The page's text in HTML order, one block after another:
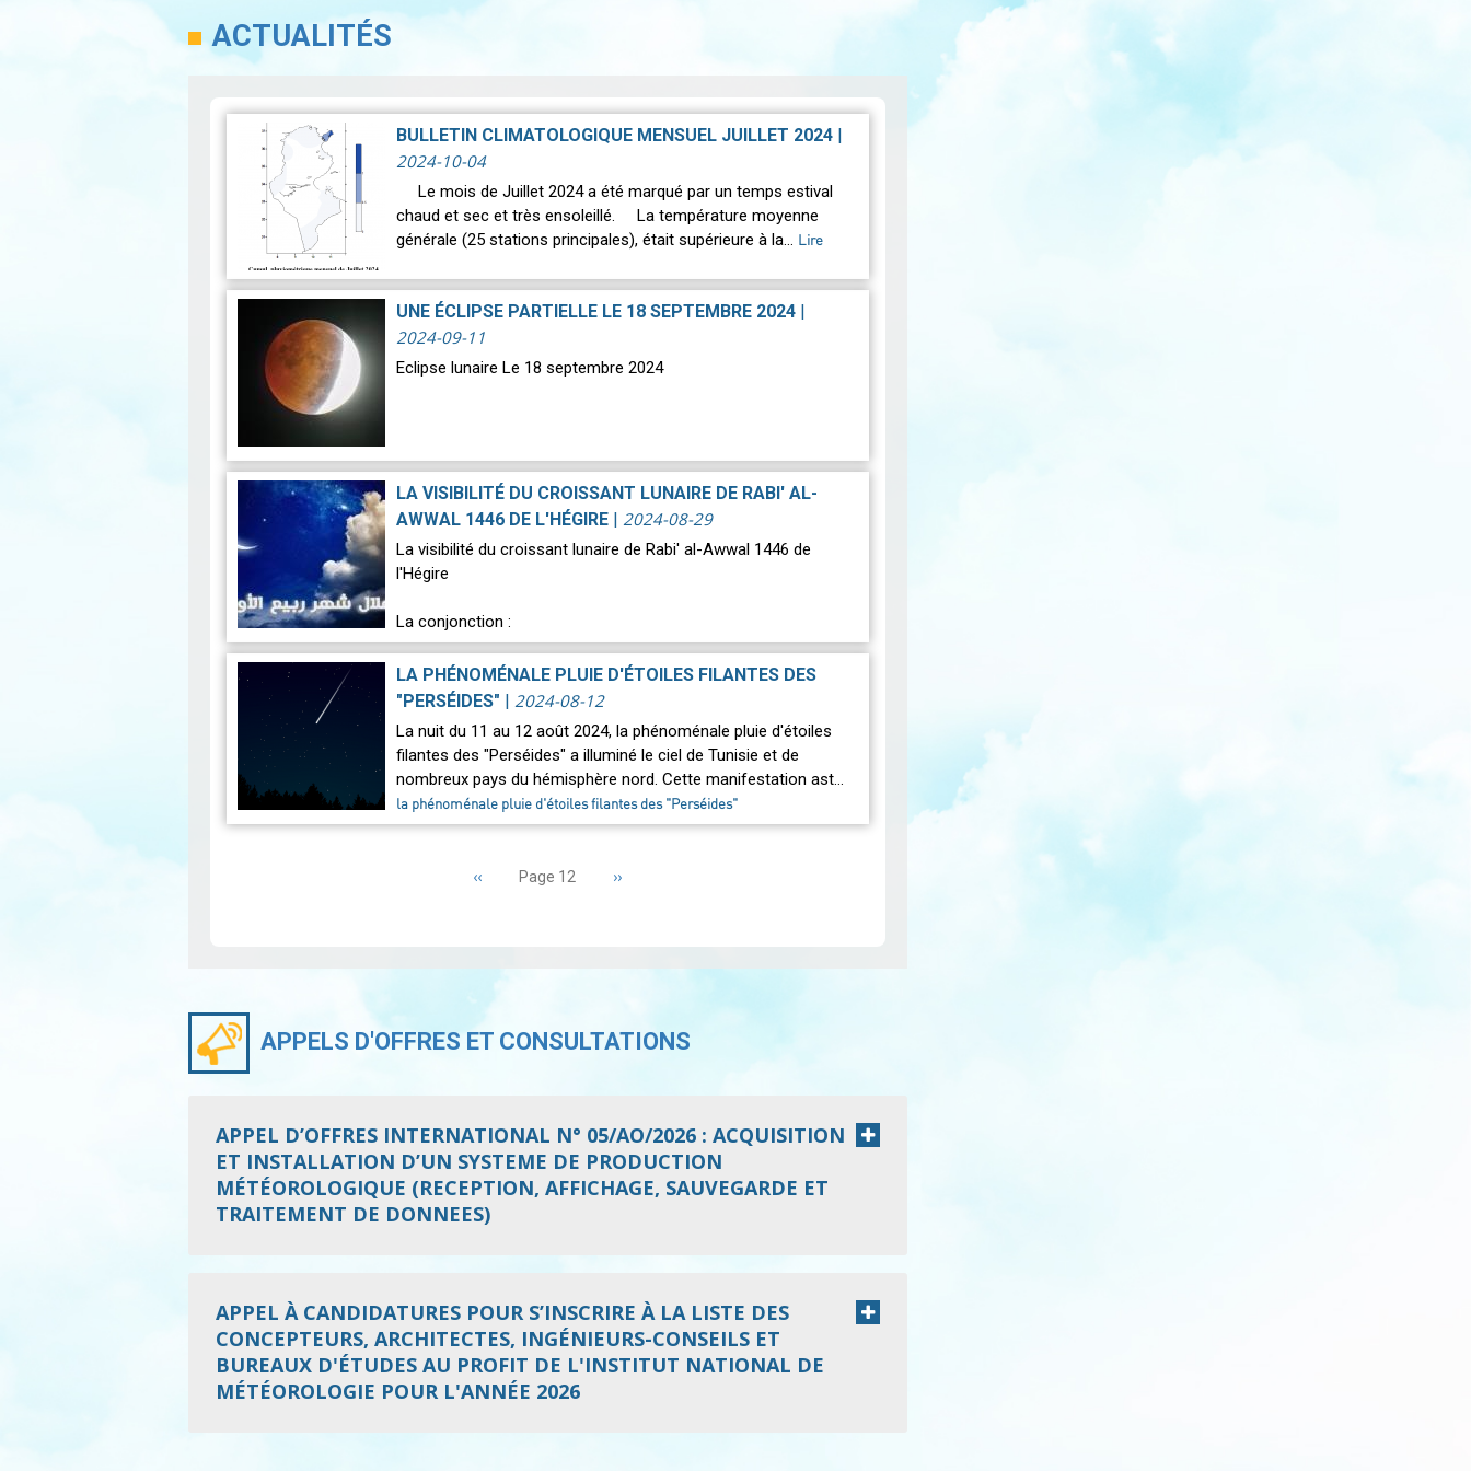
ACTUALITÉS
BULLETIN CLIMATOLOGIQUE MENSUEL JUILLET 2024 |
2024-10-04
Le mois de Juillet 2024 a été marqué par un temps estival
chaud et sec et très ensoleillé. La température moyenne
générale (25 stations principales), était supérieure à la… Lire
UNE ÉCLIPSE PARTIELLE LE 18 SEPTEMBRE 2024 |
2024-09-11
Eclipse lunaire Le 18 septembre 2024
Le 18 septembre 2024, une éclipse lunaire partielle aura lieu,
avec la Lu…
LA VISIBILITÉ DU CROISSANT LUNAIRE DE RABI' AL-
AWWAL 1446 DE L'HÉGIRE | 2024-08-29
La visibilité du croissant lunaire de Rabi' al-Awwal 1446 de
l'Hégire
La conjonction :
La conjonction géocentrique entre la Lune et le Soleil aura lieu
le mardi 3 septembre 2024…Lire
LA PHÉNOMÉNALE PLUIE D'ÉTOILES FILANTES DES
"PERSÉIDES" | 2024-08-12
La nuit du 11 au 12 août 2024, la phénoménale pluie d'étoiles
filantes des "Perséides" a illuminé le ciel de Tunisie et de
nombreux pays du hémisphère nord. Cette manifestation ast…
la phénoménale pluie d'étoiles filantes des "Perséides"
Page
précédente
‹‹ Page 12 Page
››
APPELS D'OFFRES ET CONSULTATIONS
APPEL D’OFFRES INTERNATIONAL N° 05/AO/2026 : ACQUISITION
ET INSTALLATION D’UN SYSTEME DE PRODUCTION
MÉTÉOROLOGIQUE (RECEPTION, AFFICHAGE, SAUVEGARDE ET
TRAITEMENT DE DONNEES)
APPEL À CANDIDATURES POUR S’INSCRIRE À LA LISTE DES
CONCEPTEURS, ARCHITECTES, INGÉNIEURS-CONSEILS ET
BUREAUX D'ÉTUDES AU PROFIT DE L'INSTITUT NATIONAL DE
MÉTÉOROLOGIE POUR L'ANNÉE 2026